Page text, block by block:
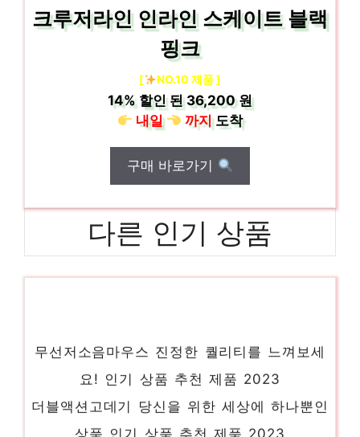
크루저라인 인라인 스케이트 블랙
핑크
[ NO.10 제품 ]
14%할인 된36,200 원
내일
까지도착
구매 바로가기
다른 인기 상품
무선저소음마우스 진정한 퀄리티를 느껴보세
요! 인기 상품 추천 제품 2023
더블액션고데기 당신을 위한 세상에 하나뿐인
상품 인기 상품 추천 제품 2023